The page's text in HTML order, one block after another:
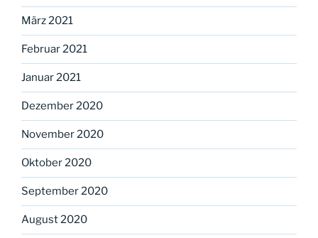
März 2021
Februar 2021
Januar 2021
Dezember 2020
November 2020
Oktober 2020
September 2020
August 2020